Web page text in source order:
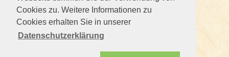
Cookies zu. Weitere Informationen zu
Cookies erhalten Sie in unserer
Datenschutzerklärung